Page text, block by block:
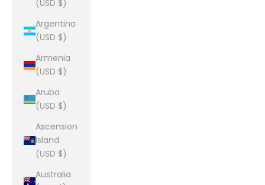
(USD $)
Argentina
(USD $)
Armenia
(USD $)
Aruba
(USD $)
Ascension
Island
(USD $)
Australia